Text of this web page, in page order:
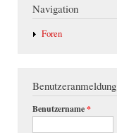
Navigation
Foren
Benutzeranmeldung
Benutzername*